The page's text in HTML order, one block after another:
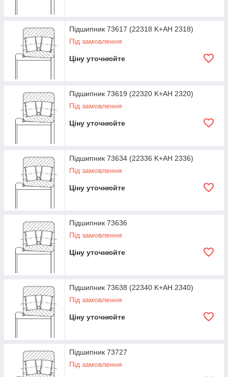
Підшипник 73617 (22318 K+AH 2318)
Під замовлення
Ціну уточнюйте
Підшипник 73619 (22320 K+AH 2320)
Під замовлення
Ціну уточнюйте
Підшипник 73634 (22336 K+AH 2336)
Під замовлення
Ціну уточнюйте
Підшипник 73636
Під замовлення
Ціну уточнюйте
Підшипник 73638 (22340 K+AH 2340)
Під замовлення
Ціну уточнюйте
Підшипник 73727
Під замовлення